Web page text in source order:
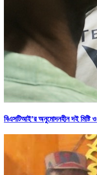
বিএসটিআই’র অনুমোদনহীন দই মিষ্টি ও